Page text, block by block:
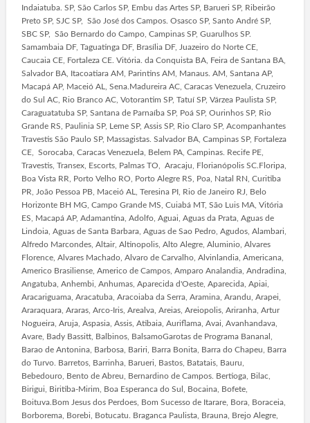
Indaiatuba. SP, São Carlos SP, Embu das Artes SP, Barueri SP, Ribeirão
Preto SP, SJC SP, São José dos Campos. Osasco SP, Santo André SP,
SBC SP, São Bernardo do Campo, Campinas SP, Guarulhos SP.
Samambaia DF, Taguatinga DF, Brasília DF, Juazeiro do Norte CE,
Caucaia CE, Fortaleza CE. Vitória. da Conquista BA, Feira de Santana BA,
Salvador BA, Itacoatiara AM, Parintins AM, Manaus. AM, Santana AP,
Macapá AP, Maceió AL, Sena.Madureira AC, Caracas Venezuela, Cruzeiro
do Sul AC, Rio Branco AC, Votorantim SP, Tatuí SP, Várzea Paulista SP,
Caraguatatuba SP, Santana de Parnaíba SP, Poá SP, Ourinhos SP, Rio
Grande RS, Paulinia SP, Leme SP, Assis SP, Rio Claro SP, Acompanhantes
Travestis São Paulo SP, Massagistas. Salvador BA, Campinas SP, Fortaleza
CE, Sorocaba, Caracas Venezuela, Belem PA, Campinas. Recife PE,
Travestis, Transex, Escorts, Palmas TO, Aracaju, Florianópolis SC.Floripa,
Boa Vista RR, Porto Velho RO, Porto Alegre RS, Poa, Natal RN, Curitiba
PR, João Pessoa PB, Maceió AL, Teresina PI, Rio de Janeiro RJ, Belo
Horizonte BH MG, Campo Grande MS, Cuiabá MT, São Luis MA, Vitória
ES, Macapá AP, Adamantina, Adolfo, Aguai, Aguas da Prata, Aguas de
Lindoia, Aguas de Santa Barbara, Aguas de Sao Pedro, Agudos, Alambari,
Alfredo Marcondes, Altair, Altinopolis, Alto Alegre, Aluminio, Alvares
Florence, Alvares Machado, Alvaro de Carvalho, Alvinlandia, Americana,
Americo Brasiliense, Americo de Campos, Amparo Analandia, Andradina,
Angatuba, Anhembi, Anhumas, Aparecida d'Oeste, Aparecida, Apiai,
Aracariguama, Aracatuba, Aracoiaba da Serra, Aramina, Arandu, Arapei,
Araraquara, Araras, Arco-Iris, Arealva, Areias, Areiopolis, Ariranha, Artur
Nogueira, Aruja, Aspasia, Assis, Atibaia, Auriflama, Avai, Avanhandava,
Avare, Bady Bassitt, Balbinos, BalsamoGarotas de Programa Bananal,
Barao de Antonina, Barbosa, Bariri, Barra Bonita, Barra do Chapeu, Barra
do Turvo. Barretos, Barrinha, Barueri, Bastos, Batatais, Bauru,
Bebedouro, Bento de Abreu, Bernardino de Campos. Bertioga, Bilac,
Birigui, Biritiba-Mirim, Boa Esperanca do Sul, Bocaina, Bofete,
Boituva.Bom Jesus dos Perdoes, Bom Sucesso de Itarare, Bora, Boraceia,
Borborema, Borebi, Botucatu. Braganca Paulista, Brauna, Brejo Alegre,